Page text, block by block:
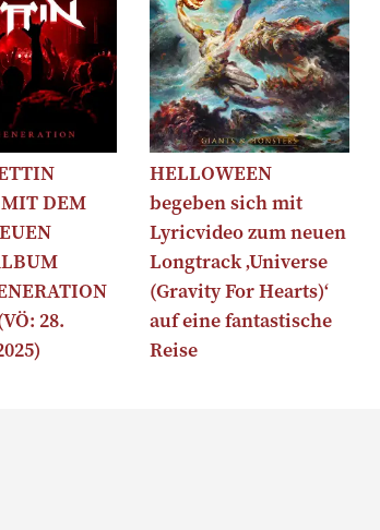
DEM
28.
HELLOWEEN
begeben sich mit
Lyricvideo zum neuen
Longtrack ‚Universe
(Gravity For Hearts)‘
auf eine fantastische
Reise